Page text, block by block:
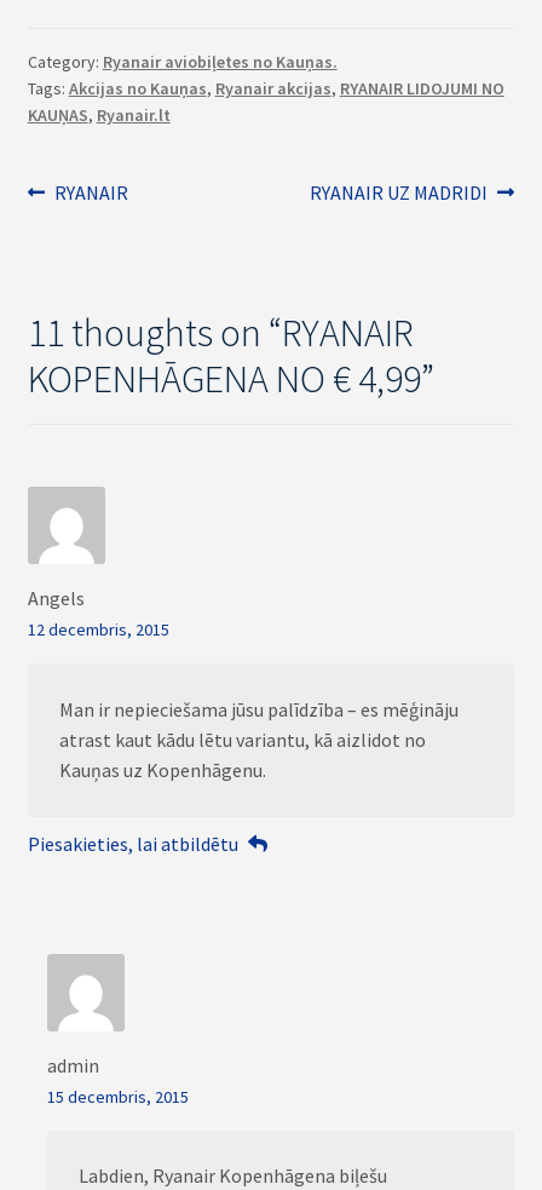
Category: Ryanair aviobiļetes no Kauņas.
Tags: Akcijas no Kauņas, Ryanair akcijas, RYANAIR LIDOJUMI NO
KAUŅAS, Ryanair.lt
Ziņu
Previous
RYANAIR
Next
RYANAIR UZ MADRIDI
11 thoughts on “RYANAIR
KOPENHĀGENA NO € 4,99”
Angels
12 decembris, 2015
Man ir nepieciešama jūsu palīdzība – es mēģināju
atrast kaut kādu lētu variantu, kā aizlidot no
Kauņas uz Kopenhāgenu.
Piesakieties, lai atbildētu
admin
15 decembris, 2015
Labdien, Ryanair Kopenhāgena biļešu